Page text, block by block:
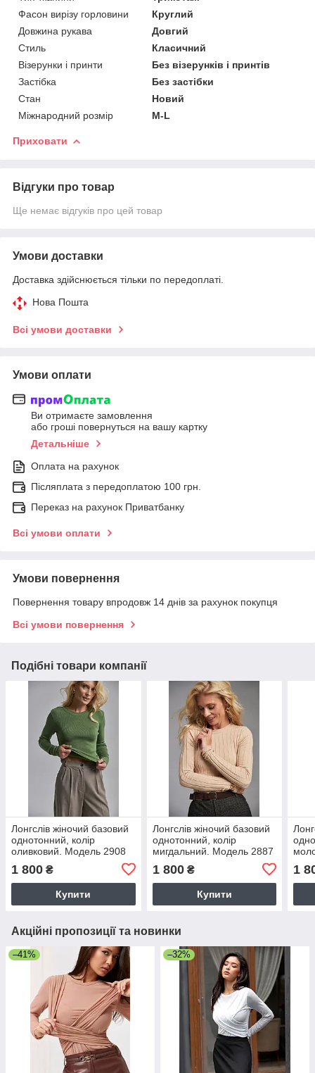
Фасон вирізу горловини
Круглий
Довжина рукава
Довгий
Стиль
Класичний
Візерунки і принти
Без візерунків і принтів
Застібка
Без застібки
Стан
Новий
Міжнародний розмір
M-L
Приховати
Відгуки про товар
Ще немає відгуків про цей товар
Умови доставки
Доставка здійснюється тільки по передоплаті.
Нова Пошта
Всі умови доставки
Умови оплати
Ви отримаєте замовлення
або гроші повернуться на вашу картку
Детальніше
Оплата на рахунок
Післяплата з передоплатою 100 грн.
Переказ на рахунок Приватбанку
Всі умови оплати
Умови повернення
Повернення товару впродовж 14 днів за рахунок покупця
Всі умови повернення
Подібні товари компанії
Лонгслів жіночий базовий
однотонний, колір
оливковий. Модель 2908
1 800 ₴
Купити
Лонгслів жіночий базовий
однотонний, колір
мигдальний. Модель 2887
1 800₴
Купити
1
Акційні пропозиції та новинки
–41% –32%